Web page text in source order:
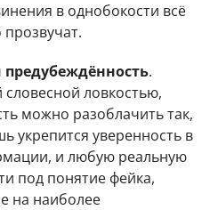
в однобокости всё
.
ловкостью,
можно разоблачить так,
укрепится уверенность в
и любую реальную
под понятие фейка,
на наиболее